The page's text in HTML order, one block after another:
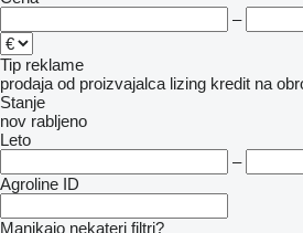
–
Tip reklame
prodaja od proizvajalca lizing kredit na
Stanje
nov rabljeno
Leto
–
Agroline ID
Manjkajo nekateri filtri?